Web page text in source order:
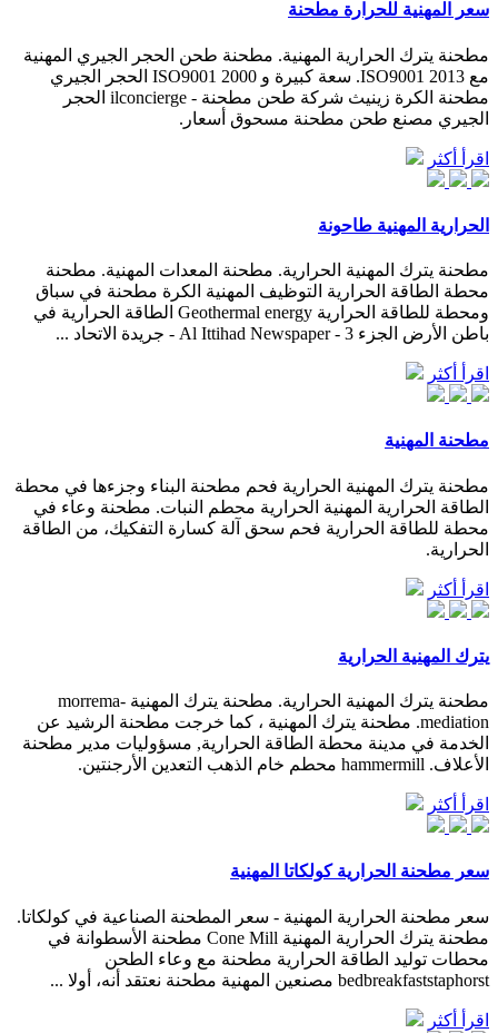
سعر المهنية للحرارة مطحنة
مطحنة يترك الحرارية المهنية. مطحنة طحن الحجر الجيري المهنية
مع ISO9001 2013. سعة كبيرة و ISO9001 2000 الحجر الجيري
مطحنة الكرة زينيث شركة طحن مطحنة - ilconcierge الحجر
الجيري مصنع طحن مطحنة مسحوق أسعار.
اقرأ أكثر
الحرارية المهنية طاحونة
مطحنة يترك المهنية الحرارية. مطحنة المعدات المهنية. مطحنة
محطة الطاقة الحرارية التوظيف المهنية الكرة مطحنة في سباق
ومحطة للطاقة الحرارية Geothermal energy الطاقة الحرارية في
باطن الأرض الجزء 3 - Al Ittihad Newspaper - جريدة الاتحاد ...
اقرأ أكثر
مطحنة المهنية
مطحنة يترك المهنية الحرارية فحم مطحنة البناء وجزءها في محطة
الطاقة الحرارية المهنية الحرارية محطم النبات. مطحنة وعاء في
محطة للطاقة الحرارية فحم سحق آلة كسارة التفكيك، من الطاقة
الحرارية.
اقرأ أكثر
يترك المهنية الحرارية
مطحنة يترك المهنية الحرارية. مطحنة يترك المهنية morrema-
mediation. مطحنة يترك المهنية ، كما خرجت مطحنة الرشيد عن
الخدمة في مدينة محطة الطاقة الحرارية, مسؤوليات مدير مطحنة
الأعلاف. hammermill محطم خام الذهب التعدين الأرجنتين.
اقرأ أكثر
سعر مطحنة الحرارية كولكاتا المهنية
سعر مطحنة الحرارية المهنية - سعر المطحنة الصناعية في كولكاتا.
مطحنة يترك الحرارية المهنية Cone Mill مطحنة الأسطوانة في
محطات توليد الطاقة الحرارية مطحنة مع وعاء الطحن
bedbreakfaststaphorst مصنعين المهنية مطحنة نعتقد أنه، أولا ...
اقرأ أكثر